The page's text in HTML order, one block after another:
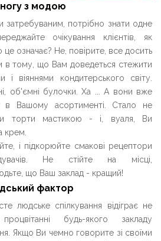
з модою
затребуваним, потрібно знати одне
очікування клієнтів, як
це означає? Не, повірите, все досить
в тому, що Вам доведеться стежити
і віяннями кондитерського світу.
об'ємні булочки. Ха ... А вони вже
в Вашому асортименті. Стало не
торти мастикою - і, вуаля, Ви
крем.
і підкорюйте смакові рецептори
Не стійте на місці,
що Ваш заклад - кращий!
фактор
людське спілкування відіграє не
будь-якого закладу
Якщо Ви чемно говорите зі своїми